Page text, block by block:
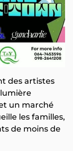
des artistes
un marché
les familles,
de moins de